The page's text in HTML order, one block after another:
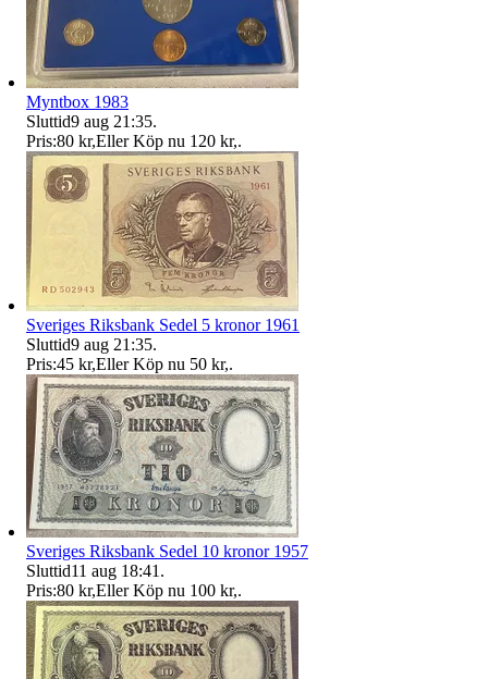
Myntbox 1983
Sluttid9 aug 21:35.
Pris:80 kr,Eller Köp nu 120 kr,.
Sveriges Riksbank Sedel 5 kronor 1961
Sluttid9 aug 21:35.
Pris:45 kr,Eller Köp nu 50 kr,.
Sveriges Riksbank Sedel 10 kronor 1957
Sluttid11 aug 18:41 .
Pris:80 kr,Eller Köp nu 100 kr,.